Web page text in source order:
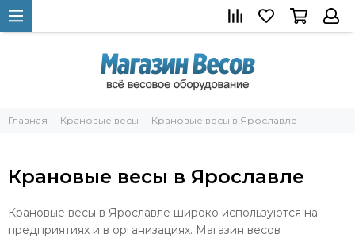
Главная Крановые весы Крановые весы в Ярославле
Крановые весы в Ярославле
Крановые весы в Ярославле широко используются на
предприятиях и в организациях. Магазин весов